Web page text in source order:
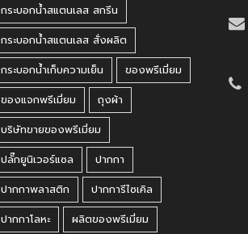
กระบอกน้ำสแตนเลส สกรีน
กระบอกน้ำสแตนเลส สั่งผลิต
กระบอกน้ำเก็บความเย็น
ของพรีเมี่ยม
ของแจกพรีเมี่ยม
ถุงผ้า
บริษัทขายของพรีเมี่ยม
ปลั๊กยูนิเวอร์แซล
ปากกา
ปากกาพลาสติก
ปากการีไซเคิล
ปากกาโลหะ
ผลิตของพรีเมี่ยม